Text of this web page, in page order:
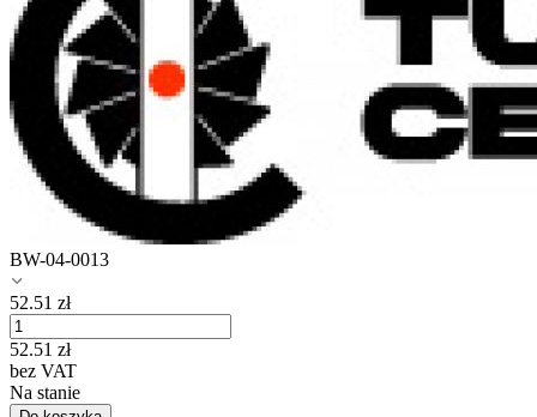
BW-04-0013
52.51 zł
52.51 zł
bez VAT
Na stanie